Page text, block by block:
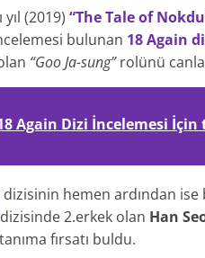
yıl (2019) “The Tale of
bulunan 18 Again
“Goo Ja-sung”rolünü
Again Dizi İncelemesi İçin
dizisinin hemen ardından ise
2.erkek olan Han
fırsatı buldu.